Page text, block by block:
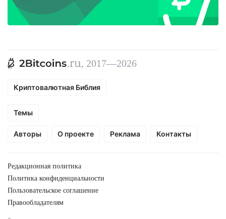
, 2017—2026
Криптовалютная Библия
Темы
Авторы О проекте Реклама Контакты
Редакционная политика
Политика конфиденциальности
Пользовательское соглашение
Правообладателям